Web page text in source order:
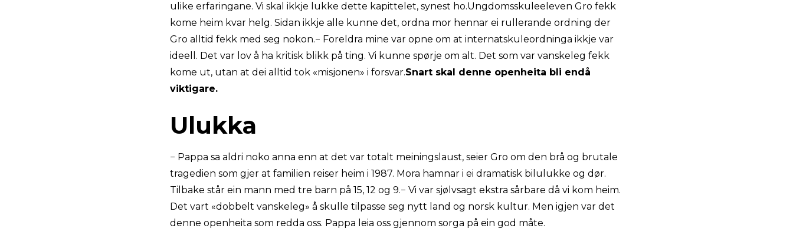
ulike erfaringane. Vi skal ikkje lukke dette kapittelet, synest ho.Ungdomsskuleeleven Gro fekk
kome heim kvar helg. Sidan ikkje alle kunne det, ordna mor hennar ei rullerande ordning der
Gro alltid fekk med seg nokon.− Foreldra mine var opne om at internatskuleordninga ikkje var
ideell. Det var lov å ha kritisk blikk på ting. Vi kunne spørje om alt. Det som var vanskeleg fekk
kome ut, utan at dei alltid tok «misjonen» i forsvar.Snart skal denne openheita bli endå
viktigare.
Ulukka
− Pappa sa aldri noko anna enn at det var totalt meiningslaust, seier Gro om den brå og brutale
tragedien som gjer at familien reiser heim i 1987. Mora hamnar i ei dramatisk bilulukke og dør.
Tilbake står ein mann med tre barn på 15, 12 og 9.− Vi var sjølvsagt ekstra sårbare då vi kom heim.
Det vart «dobbelt vanskeleg» å skulle tilpasse seg nytt land og norsk kultur. Men igjen var det
denne openheita som redda oss. Pappa leia oss gjennom sorga på ein god måte.